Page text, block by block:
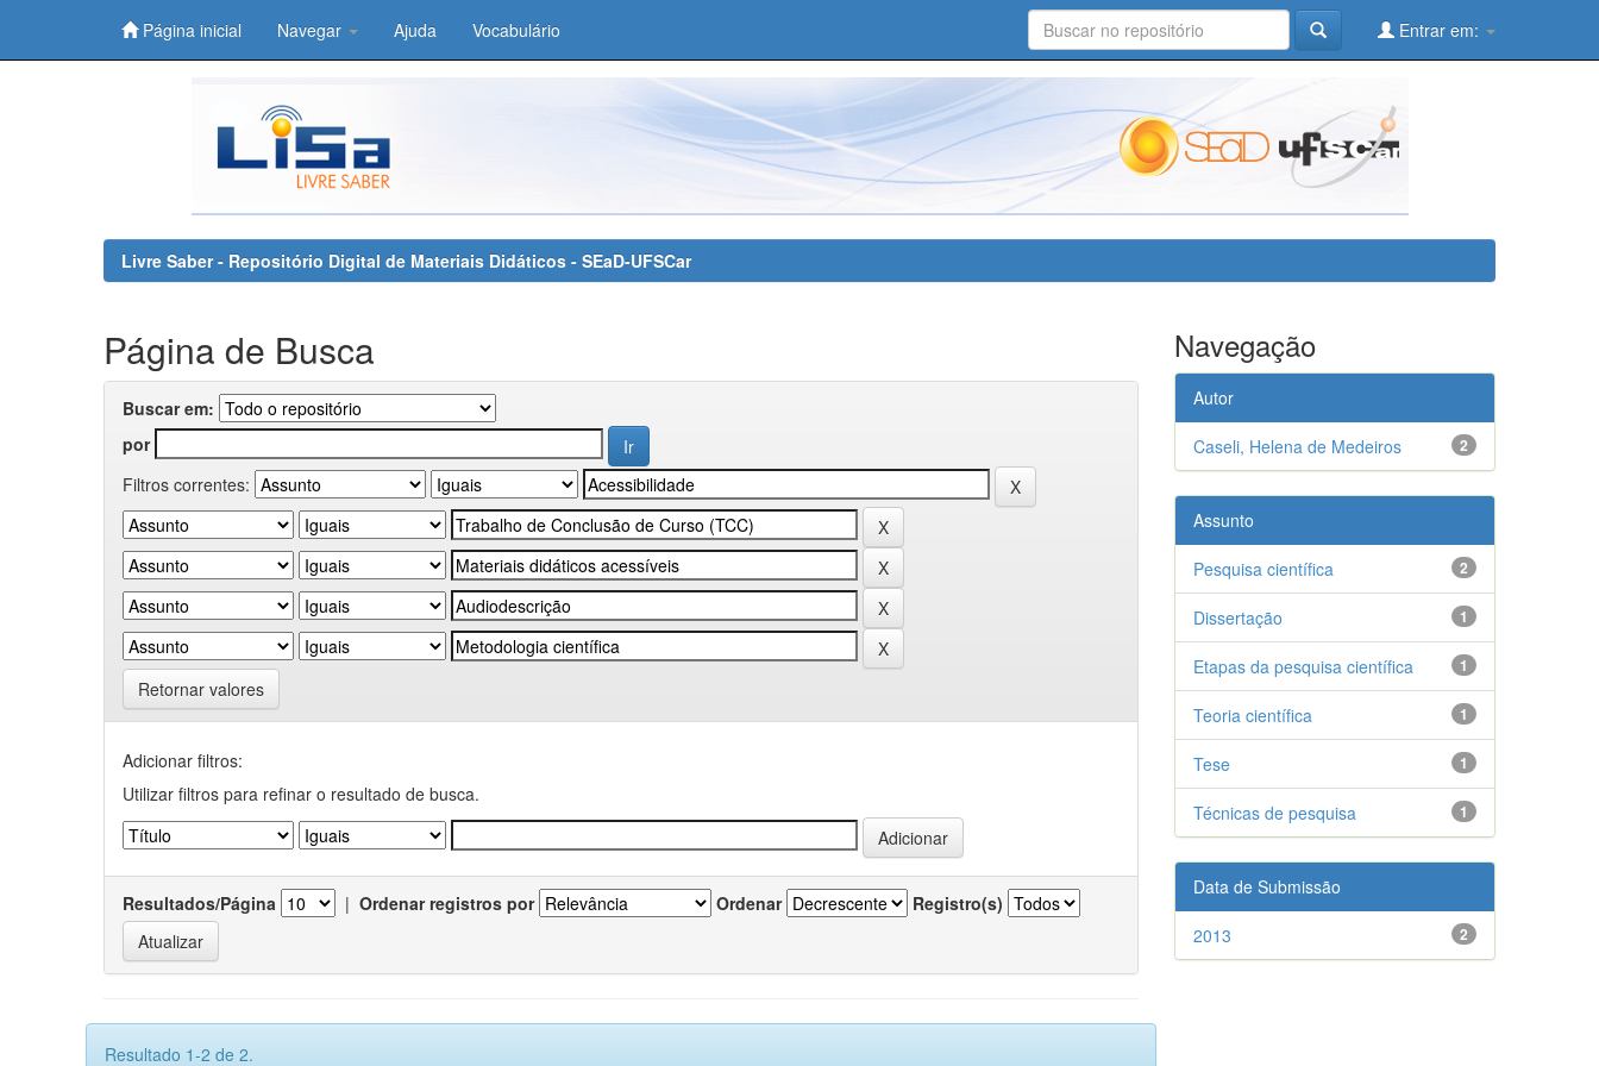
Página inicial Navegar Ajuda Vocabulário Entrar em:
Livre Saber - Repositório Digital de Materiais Didáticos - SEaD-UFSCar
Página de Busca
Buscar em:
por
Filtros correntes:
Retornar valores
Adicionar filtros:
Utilizar filtros para refinar o resultado de busca.
Resultados/Página | Ordenar registros por Ordenar Registro(s)
Resultado 1-2 de 2.
Navegação
Autor
2
Caseli, Helena de Medeiros
Assunto
2
Pesquisa científica
1
Dissertação
1
Etapas da pesquisa científica
1
Teoria científica
1
Tese
1
Técnicas de pesquisa
Data de Submissão
2
2013